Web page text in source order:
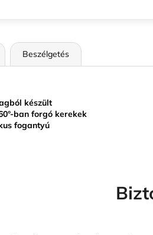
Beszélgetés
készült
ban forgó kerekek
fogantyú